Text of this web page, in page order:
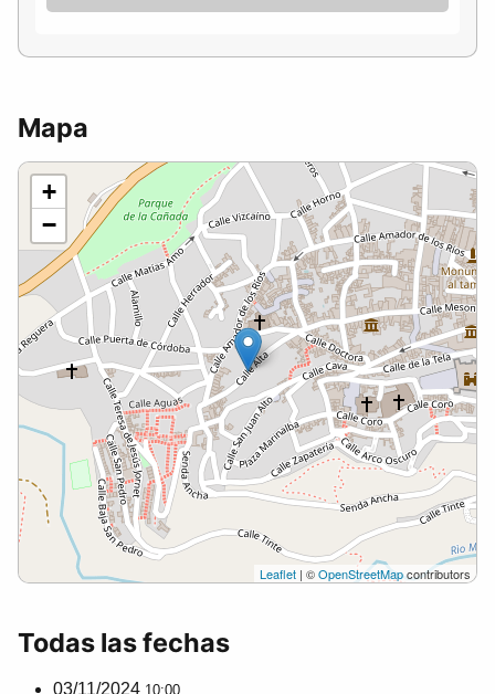
Mapa
+
−
Leaflet | ©OpenStreetMapcontributors
Todas las fechas
03/11/2024 10:00